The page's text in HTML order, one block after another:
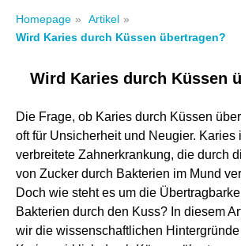
Homepage » Artikel »
Wird Karies durch Küssen übertragen?
Wird Karies durch Küssen
Die Frage, ob Karies durch Küssen
oft für Unsicherheit und Neugier. Karies
verbreitete Zahnerkrankung, die durch
von Zucker durch Bakterien im Mund
Doch wie steht es um die
Bakterien durch den Kuss? In diesem
wir die wissenschaftlichen